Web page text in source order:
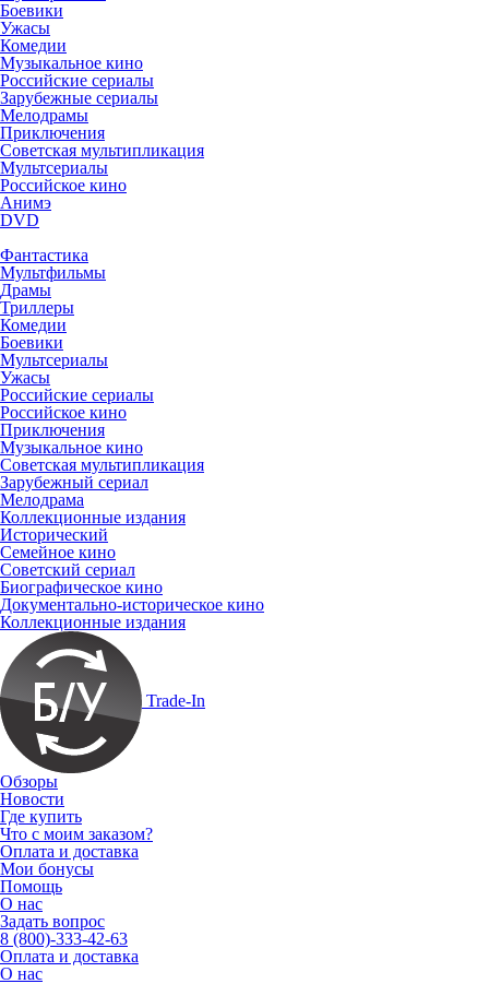
Боевики
Ужасы
Комедии
Музыкальное кино
Российские сериалы
Зарубежные сериалы
Мелодрамы
Приключения
Советская мультипликация
Мультсериалы
Российское кино
Анимэ
DVD
Фантастика
Мультфильмы
Драмы
Триллеры
Комедии
Боевики
Мультсериалы
Ужасы
Российские сериалы
Российское кино
Приключения
Музыкальное кино
Советская мультипликация
Зарубежный сериал
Мелодрама
Коллекционные издания
Исторический
Семейное кино
Советский сериал
Биографическое кино
Документально-историческое кино
Коллекционные издания
Trade-In
Обзоры
Новости
Где купить
Что с моим заказом?
Оплата и доставка
Мои бонусы
Помощь
О нас
Задать вопрос
8 (800)-333-42-63
Оплата и доставка
О нас